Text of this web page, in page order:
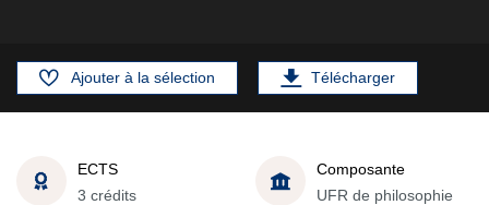
Ajouter à la sélection Télécharger
ECTS
3 crédits
Composante
UFR de philosophie